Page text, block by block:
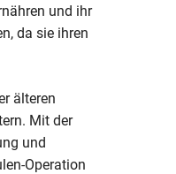
und ihr
da sie ihren
älteren
Mit der
und
Operation